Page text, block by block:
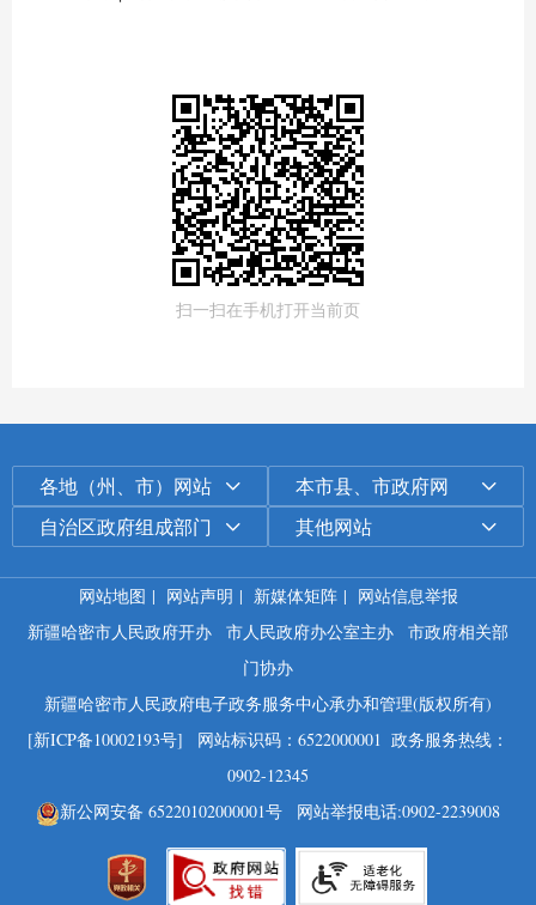
扫一扫在手机打开当前页
各地（州、市）网站
本市县、市政府网
自治区政府组成部门
其他网站
网站地图 | 网站声明 | 新媒体矩阵 | 网站信息举报
新疆哈密市人民政府开办
市人民政府办公室主办
市政府相关部
门协办
新疆哈密市人民政府电子政务服务中心承办和管理(版权所有)
[新ICP备10002193号]
网站标识码：6522000001 政务服务热线：
0902-12345
新公网安备 65220102000001号
网站举报电话:0902-2239008